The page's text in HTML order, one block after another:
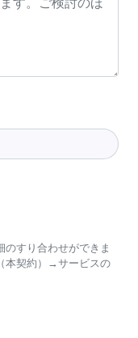
すり合わせができま
本契約）→サービスの